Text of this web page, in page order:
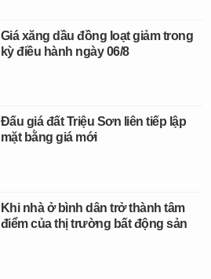
Giá xăng dầu đồng loạt giảm trong
kỳ điều hành ngày 06/8
Đấu giá đất Triệu Sơn liên tiếp lập
mặt bằng giá mới
Khi nhà ở bình dân trở thành tâm
điểm của thị trường bất động sản